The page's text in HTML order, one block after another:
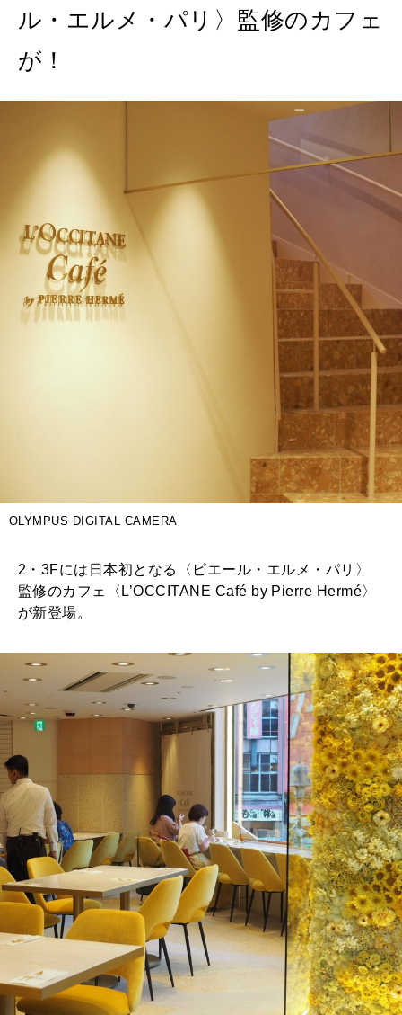
ル・エルメ・パリ〉監修のカフェ
が！
OLYMPUS DIGITAL CAMERA
2・3Fには日本初となる〈ピエール・エルメ・パリ〉
監修のカフェ〈L’OCCITANE Café by Pierre Hermé〉
が新登場。